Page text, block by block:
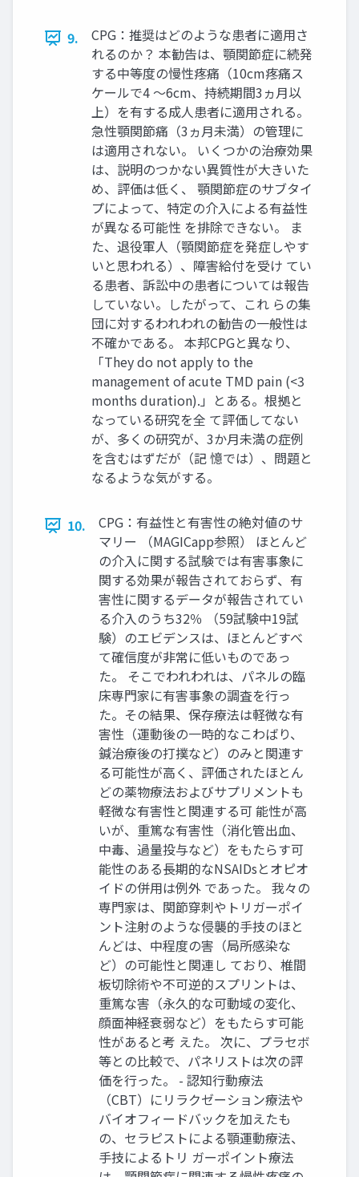
9.
CPG：推奨はどのような患者に適用さ
れるのか？ 本勧告は、顎関節症に続発
する中等度の慢性疼痛（10cm疼痛ス
ケールで4 ～6cm、持続期間3ヵ月以
上）を有する成人患者に適用される。
急性顎関節痛（3ヵ月未満）の管理に
は適用されない。 いくつかの治療効果
は、説明のつかない異質性が大きいた
め、評価は低く、 顎関節症のサブタイ
プによって、特定の介入による有益性
が異なる可能性 を排除できない。 ま
た、退役軍人（顎関節症を発症しやす
いと思われる）、障害給付を受け てい
る患者、訴訟中の患者については報告
していない。したがって、これ らの集
団に対するわれわれの勧告の一般性は
不確かである。 本邦CPGと異なり、
「They do not apply to the
management of acute TMD pain (<3
months duration).」とある。根拠と
なっている研究を全 て評価してない
が、多くの研究が、3か月未満の症例
を含むはずだが（記 憶では）、問題と
なるような気がする。
10.
CPG：有益性と有害性の絶対値のサ
マリー （MAGICapp参照） ほとんど
の介入に関する試験では有害事象に
関する効果が報告されておらず、有
害性に関するデータが報告されてい
る介入のうち32％ （59試験中19試
験）のエビデンスは、ほとんどすべ
て確信度が非常に低いものであっ
た。 そこでわれわれは、パネルの臨
床専門家に有害事象の調査を行っ
た。その結果、保存療法は軽微な有
害性（運動後の一時的なこわばり、
鍼治療後の打撲など）のみと関連す
る可能性が高く、評価されたほとん
どの薬物療法およびサプリメントも
軽微な有害性と関連する可 能性が高
いが、重篤な有害性（消化管出血、
中毒、過量投与など）をもたらす可
能性のある長期的なNSAIDsとオピオ
イドの併用は例外 であった。 我々の
専門家は、関節穿刺やトリガーポイ
ント注射のような侵襲的手技のほと
んどは、中程度の害（局所感染な
ど）の可能性と関連し ており、椎間
板切除術や不可逆的スプリントは、
重篤な害（永久的な可動域の変化、
顔面神経衰弱など）をもたらす可能
性があると考 えた。 次に、プラセボ
等との比較で、パネリストは次の評
価を行った。 - 認知行動療法
（CBT）にリラクゼーション療法や
バイオフィードバックを加えたも
の、セラピストによる顎運動療法、
手技によるトリ ガーポイント療法